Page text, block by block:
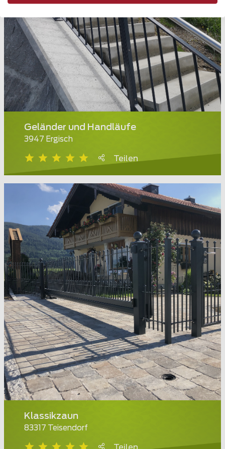
Geländer und Handläufe
3947 Ergisch
Teilen
Klassikzaun
83317 Teisendorf